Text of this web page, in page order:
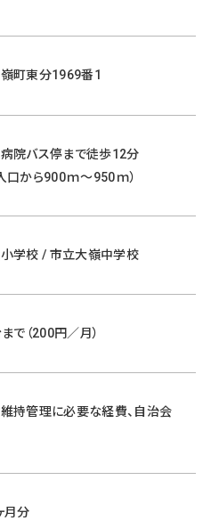
町東分1969番1
院バス停まで徒歩12分
口から900ｍ～950ｍ）
学校 / 市立大嶺中学校
で（200円／月）
持管理に必要な経費、自治会
月分